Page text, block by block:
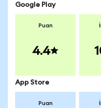
Google Play
Puan
4.4
App Store
Puan